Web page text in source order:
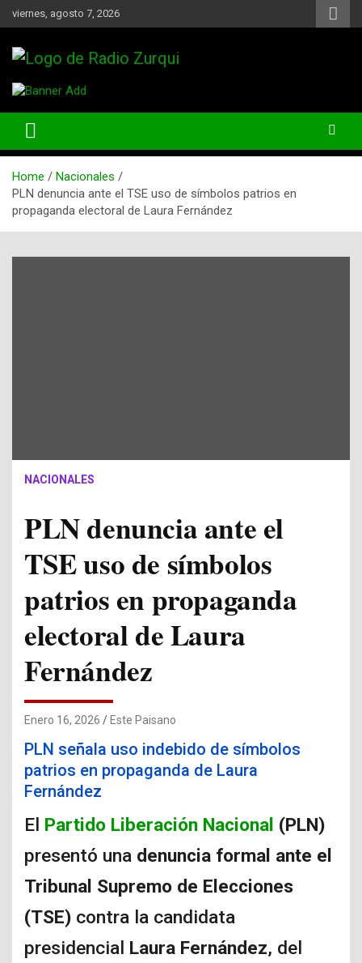
Skip
to
viernes, agosto 7, 2026
Radio Zurqui
Home
Nacionales
PLN denuncia ante el TSE uso de símbolos patrios en
propaganda electoral de Laura Fernández
NACIONALES
PLN denuncia ante el
TSE uso de símbolos
patrios en propaganda
electoral de Laura
Fernández
Enero 16, 2026 Este Paisano
PLN señala uso indebido de símbolos
patrios en propaganda de Laura
Fernández
El Partido Liberación Nacional (PLN)
presentó una denuncia formal ante el
Tribunal Supremo de Elecciones
(TSE) contra la candidata
presidencial Laura Fernández, del